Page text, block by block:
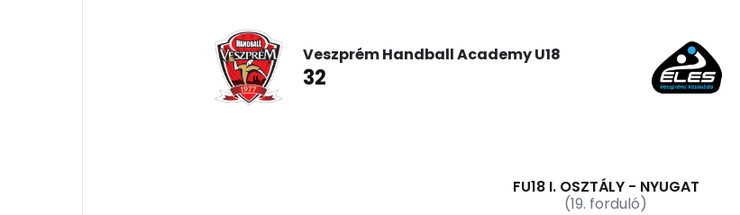
Veszprém Handball Academy U18
32
FU18 I. OSZTÁLY - NYUGAT
(19. forduló)